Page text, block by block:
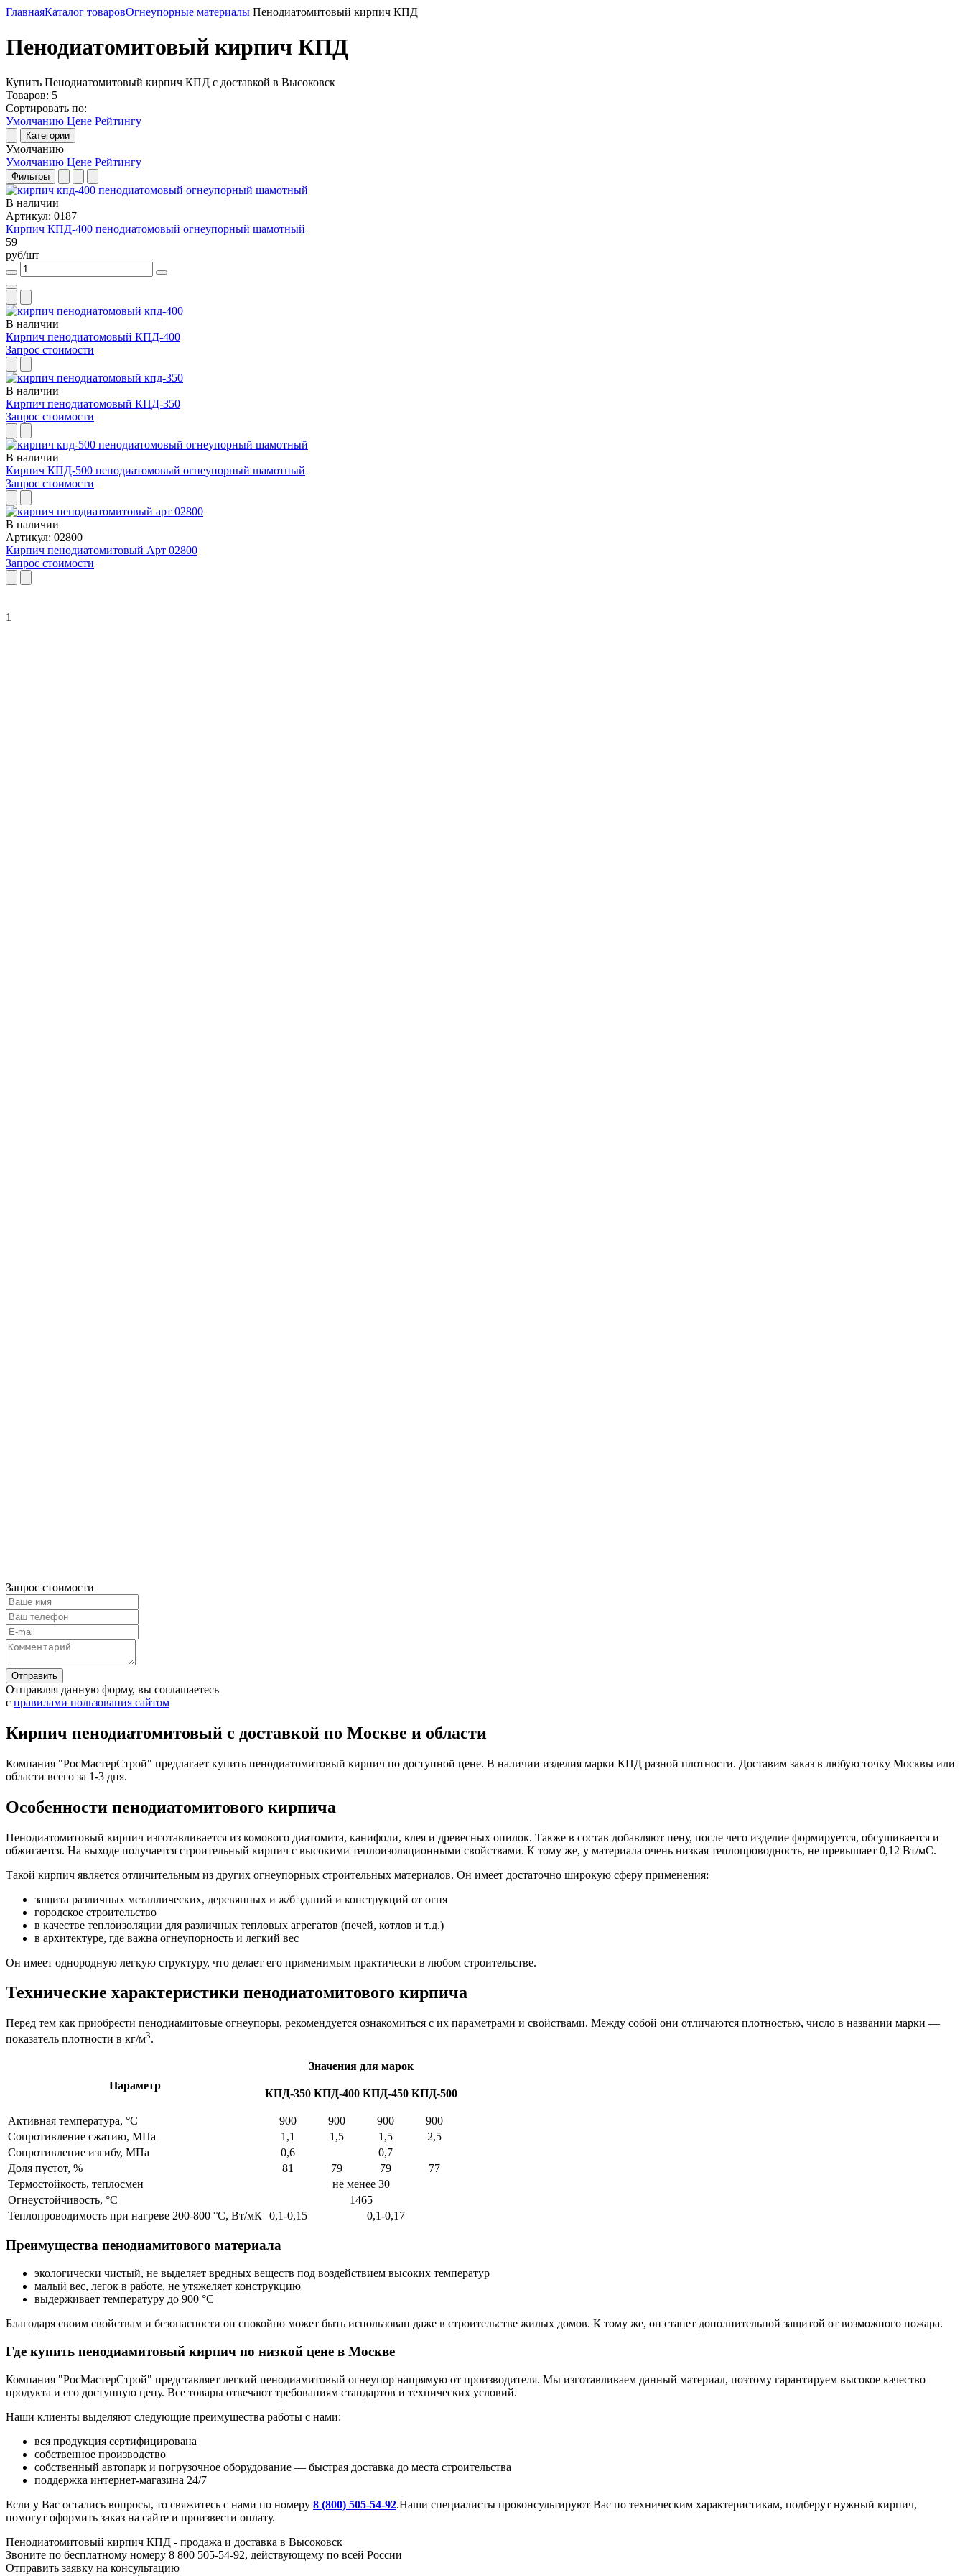
ГлавнаяКаталог товаровОгнеупорные материалы Пенодиатомитовый кирпич КПД
Пенодиатомитовый кирпич КПД
Купить Пенодиатомитовый кирпич КПД с доставкой в Высоковск
Товаров: 5
Сортировать по:
Умолчанию Цене Рейтингу
Категории
Умолчанию
Умолчанию Цене Рейтингу
Фильтры
В наличии
Артикул: 0187
Кирпич КПД-400 пенодиатомовый огнеупорный шамотный
59
руб/шт
В наличии
Кирпич пенодиатомовый КПД-400
Запрос стоимости
В наличии
Кирпич пенодиатомовый КПД-350
Запрос стоимости
В наличии
Кирпич КПД-500 пенодиатомовый огнеупорный шамотный
Запрос стоимости
В наличии
Артикул: 02800
Кирпич пенодиатомитовый Арт 02800
Запрос стоимости
1
Запрос стоимости
Отправляя данную форму, вы соглашаетесь
с правилами пользования сайтом
Кирпич пенодиатомитовый с доставкой по Москве и области
Компания "РосМастерСтрой" предлагает купить пенодиатомитовый кирпич по доступной цене. В наличии изделия марки КПД разной плотности. Доставим заказ в любую точку Москвы или
области всего за 1-3 дня.
Особенности пенодиатомитового кирпича
Пенодиатомитовый кирпич изготавливается из комового диатомита, канифоли, клея и древесных опилок. Также в состав добавляют пену, после чего изделие формируется, обсушивается и
обжигается. На выходе получается строительный кирпич с высокими теплоизоляционными свойствами. К тому же, у материала очень низкая теплопроводность, не превышает 0,12 Вт/мС.
Такой кирпич является отличительным из других огнеупорных строительных материалов. Он имеет достаточно широкую сферу применения:
защита различных металлических, деревянных и ж/б зданий и конструкций от огня
городское строительство
в качестве теплоизоляции для различных тепловых агрегатов (печей, котлов и т.д.)
в архитектуре, где важна огнеупорность и легкий вес
Он имеет однородную легкую структуру, что делает его применимым практически в любом строительстве.
Технические характеристики пенодиатомитового кирпича
Перед тем как приобрести пенодиамитовые огнеупоры, рекомендуется ознакомиться с их параметрами и свойствами. Между собой они отличаются плотностью, число в названии марки —
показатель плотности в кг/м3.
Параметр
Значения для марок
КПД-350 КПД-400 КПД-450 КПД-500
Активная температура, °C 900 900 900
900
Сопротивление сжатию, МПа
1,1 1,5 1,5
2,5
Сопротивление изгибу, МПа
0,6
0,7
Доля пустот, %
81 79 79
77
Термостойкость, теплосмен
не менее 30
Огнеустойчивость, °C
1465
Теплопроводимость при нагреве 200-800 °C, Вт/мК 0,1-0,15 0,1-0,17
Преимущества пенодиамитового материала
экологически чистый, не выделяет вредных веществ под воздействием высоких температур
малый вес, легок в работе, не утяжеляет конструкцию
выдерживает температуру до 900 °C
Благодаря своим свойствам и безопасности он спокойно может быть использован даже в строительстве жилых домов. К тому же, он станет дополнительной защитой от возможного пожара.
Где купить пенодиамитовый кирпич по низкой цене в Москве
Компания "РосМастерСтрой" представляет легкий пенодиамитовый огнеупор напрямую от производителя. Мы изготавливаем данный материал, поэтому гарантируем высокое качество
продукта и его доступную цену. Все товары отвечают требованиям стандартов и технических условий.
Наши клиенты выделяют следующие преимущества работы с нами:
вся продукция сертифицирована
собственное производство
собственный автопарк и погрузочное оборудование — быстрая доставка до места строительства
поддержка интернет-магазина 24/7
Если у Вас остались вопросы, то свяжитесь с нами по номеру 8 (800) 505-54-92.Наши специалисты проконсультируют Вас по техническим характеристикам, подберут нужный кирпич,
помогут оформить заказ на сайте и произвести оплату.
Пенодиатомитовый кирпич КПД - продажа и доставка в Высоковск
Звоните по бесплатному номеру 8 800 505-54-92, действующему по всей России
Отправить заявку на консультацию